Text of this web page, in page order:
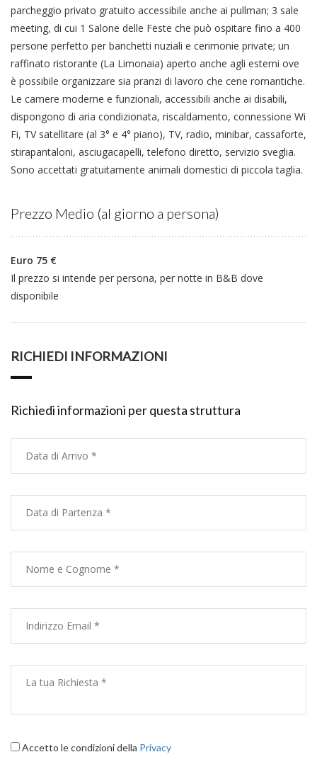
parcheggio privato gratuito accessibile anche ai pullman; 3 sale
meeting, di cui 1 Salone delle Feste che può ospitare fino a 400
persone perfetto per banchetti nuziali e cerimonie private; un
raffinato ristorante (La Limonaia) aperto anche agli esterni ove
è possibile organizzare sia pranzi di lavoro che cene romantiche.
Le camere moderne e funzionali, accessibili anche ai disabili,
dispongono di aria condizionata, riscaldamento, connessione Wi
Fi, TV satellitare (al 3° e 4° piano), TV, radio, minibar, cassaforte,
stirapantaloni, asciugacapelli, telefono diretto, servizio sveglia.
Sono accettati gratuitamente animali domestici di piccola taglia.
Prezzo Medio (al giorno a persona)
Euro 75 €
Il prezzo si intende per persona, per notte in B&B dove
disponibile
RICHIEDI INFORMAZIONI
Richiedi informazioni per questa struttura
Accetto le condizioni della Privacy